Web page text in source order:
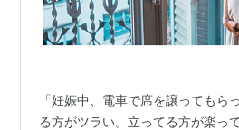
「妊娠中、電車で席を譲ってもら
る方がツラい。立ってる方が楽っ